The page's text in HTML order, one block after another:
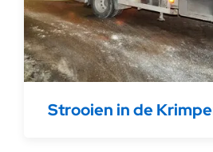
Strooien in de